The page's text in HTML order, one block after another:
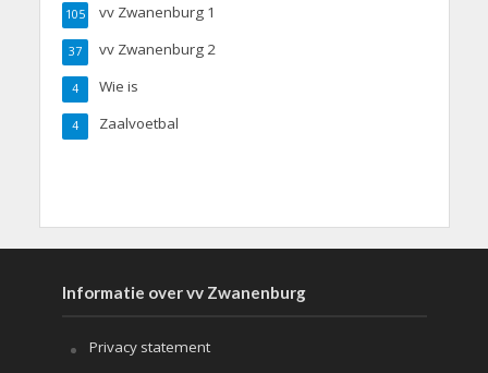
vv Zwanenburg 1
105
vv Zwanenburg 2
37
Wie is
4
Zaalvoetbal
4
Informatie over vv Zwanenburg
Privacy statement